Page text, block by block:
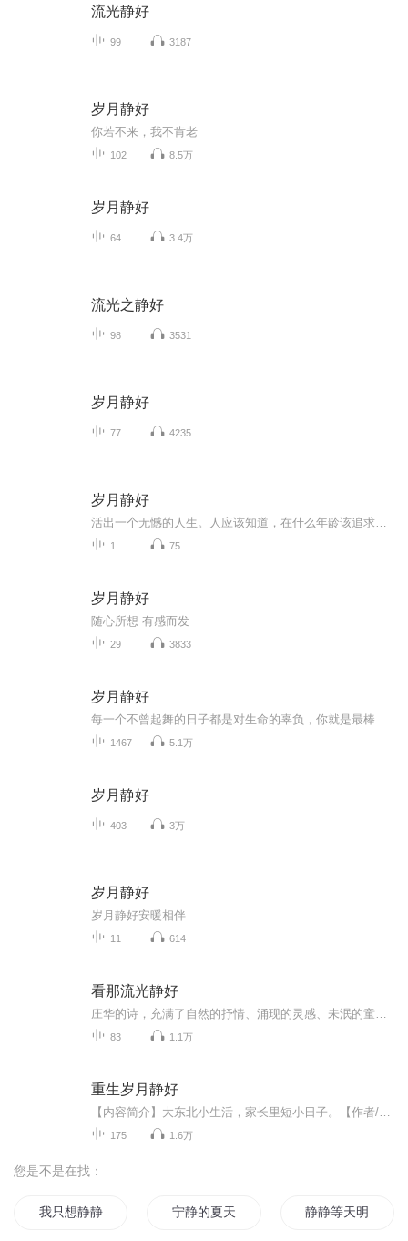
流光静好
99 3187
岁月静好
你若不来，我不肯老
102 8.5万
岁月静好
64 3.4万
流光之静好
98 3531
岁月静好
77 4235
岁月静好
1 75
岁月静好
随心所想 有感而发
29 3833
岁月静好
1467 5.1万
岁月静好
403 3万
岁月静好
岁月静好安暖相伴
11 614
看那流光静好
83 1.1万
重生岁月静好
175 1.6万
您是不是在找：
我只想静静 宁静的夏天 静静等天明